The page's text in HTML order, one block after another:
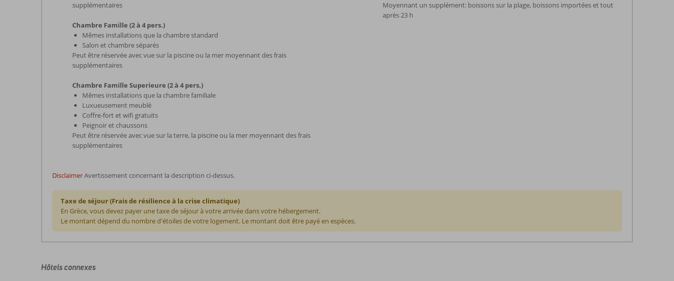
supplémentaires
Chambre Famille (2 à 4 pers.)
Mêmes installations que la chambre standard
Salon et chambre séparés
Peut être réservée avec vue sur la piscine ou la mer moyennant des frais
supplémentaires
Chambre Famille Superieure (2 à 4 pers.)
Mêmes installations que la chambre familiale
Luxueusement meublé
Coffre-fort et wifi gratuits
Peignoir et chaussons
Peut être réservée avec vue sur la terre, la piscine ou la mer moyennant des frais
supplémentaires
Moyennant un supplément: boissons sur la plage, boissons importées et tout
après 23 h
DisclaimerAvertissement concernant la description ci-dessus.
Taxe de séjour (Frais de résilience à la crise climatique)
En Grèce, vous devez payer une taxe de séjour à votre arrivée dans votre hébergement.
Le montant dépend du nombre d'étoiles de votre logement. Le montant doit être payé en espèces.
écrits
Hôtels connexes